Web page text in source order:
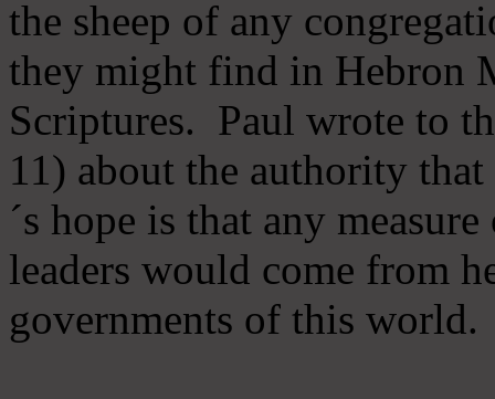
the sheep of any
they might find in Hebron
Scriptures. Paul wrote to
11) about the authority
´s hope is that any
leaders would come from
governments of this world.